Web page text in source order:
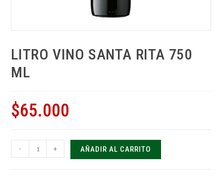
LITRO VINO SANTA RITA 750
ML
$65.000
- + AÑADIR AL CARRITO